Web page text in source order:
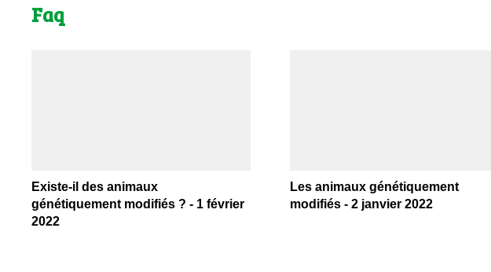
Faq
Existe-il des animaux
génétiquement modifiés ? - 1 février
2022
Les animaux génétiquement
modifiés - 2 janvier 2022